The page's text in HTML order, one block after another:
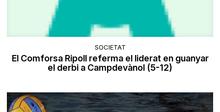
SOCIETAT
El Comforsa Ripoll referma el liderat en guanyar
el derbi a Campdevànol (5-12)